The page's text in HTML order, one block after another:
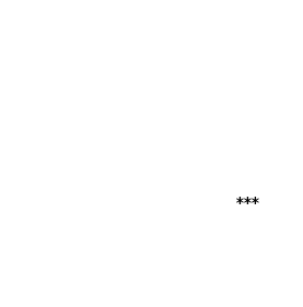
***